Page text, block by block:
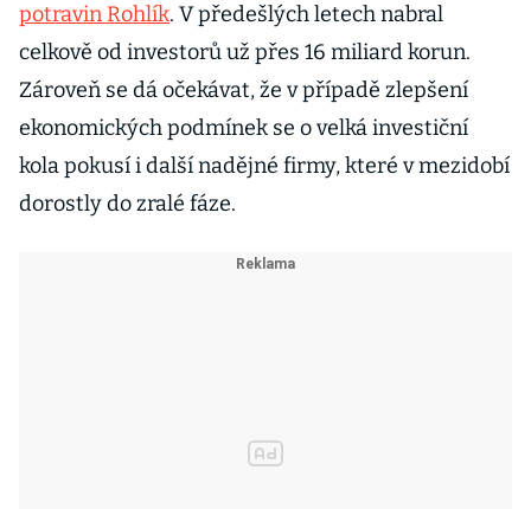
potravin Rohlík. V předešlých letech nabral
celkově od investorů už přes 16 miliard korun.
Zároveň se dá očekávat, že v případě zlepšení
ekonomických podmínek se o velká investiční
kola pokusí i další nadějné firmy, které v mezidobí
dorostly do zralé fáze.